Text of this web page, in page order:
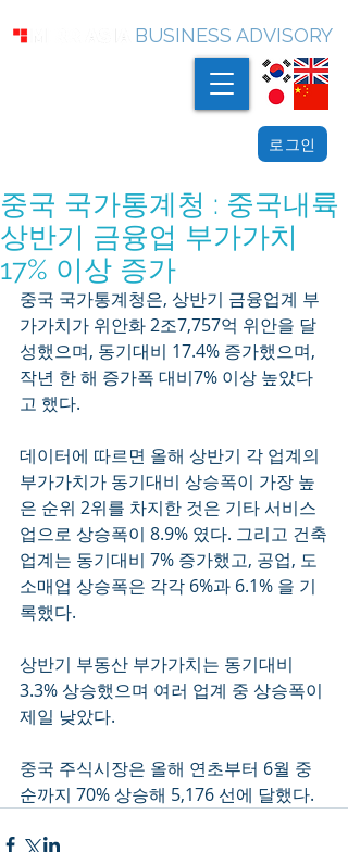
BUSINESS ADVISORY
로그인
중국 국가통계청 : 중국내륙
상반기 금융업 부가가치
17% 이상 증가
중국 국가통계청은, 상반기 금융업계 부
가가치가 위안화 2조7,757억 위안을 달
성했으며, 동기대비 17.4% 증가했으며,
작년 한 해 증가폭 대비7% 이상 높았다
고 했다.
데이터에 따르면 올해 상반기 각 업계의
부가가치가 동기대비 상승폭이 가장 높
은 순위 2위를 차지한 것은 기타 서비스
업으로 상승폭이 8.9% 였다. 그리고 건축
업계는 동기대비 7% 증가했고, 공업, 도
소매업 상승폭은 각각 6%과 6.1% 을 기
록했다.
상반기 부동산 부가가치는 동기대비
3.3% 상승했으며 여러 업계 중 상승폭이
제일 낮았다.
중국 주식시장은 올해 연초부터 6월 중
순까지 70% 상승해 5,176 선에 달했다.